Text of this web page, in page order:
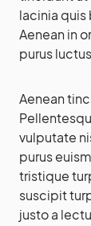
lacinia
Aenean in
purus
Aenean
vulputate
purus
tristique
suscipit
justo a